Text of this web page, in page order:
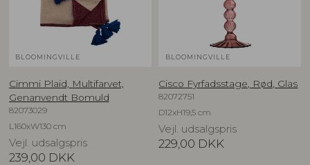
BLOOMINGVILLE
Cimmi Plaid, Multifarvet,
Genanvendt Bomuld
82073029
L160xW130 cm
Vejl. udsalgspris
239,00 DKK
BLOOMINGVILLE
Cisco Fyrfadsstage, Rød, Glas
82072751
D12xH19,5 cm
Vejl. udsalgspris
229,00 DKK